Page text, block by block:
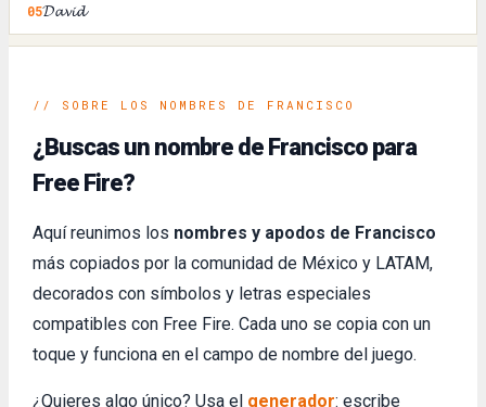
05𝓓𝓪𝓿𝓲𝓭
// SOBRE LOS NOMBRES DE FRANCISCO
¿Buscas un nombre de Francisco para
Free Fire?
Aquí reunimos los nombres y apodos de Francisco
más copiados por la comunidad de México y LATAM,
decorados con símbolos y letras especiales
compatibles con Free Fire. Cada uno se copia con un
toque y funciona en el campo de nombre del juego.
¿Quieres algo único? Usa el generador: escribe